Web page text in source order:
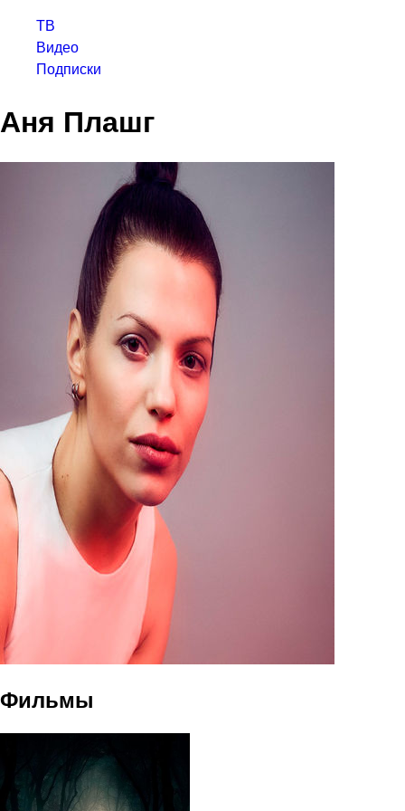
ТВ
Видео
Подписки
Аня Плашг
Фильмы